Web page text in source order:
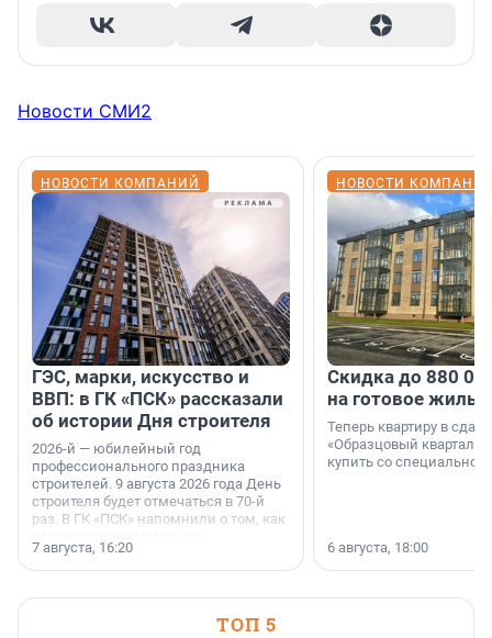
Новости СМИ2
НОВОСТИ КОМПАНИЙ
ГЭС, марки, искусство и
ВВП: в ГК «ПСК» рассказали
об истории Дня строителя
2026-й — юбилейный год
профессионального праздника
строителей. 9 августа 2026 года День
строителя будет отмечаться в 70-й
раз. В ГК «ПСК» напомнили о том, как
поменялась роль строительства.
7 августа, 16:20
НОВОСТИ
Скидка до 880
на готовое
Теперь квартиру в
«Образцовый квартал
купить со специальной
6 августа, 18:00
ТОП 5